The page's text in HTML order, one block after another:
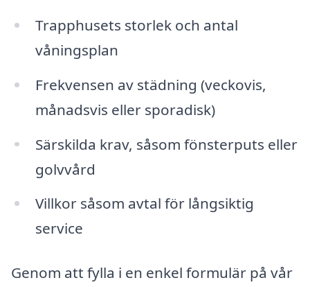
Trapphusets storlek och antal
våningsplan
Frekvensen av städning (veckovis,
månadsvis eller sporadisk)
Särskilda krav, såsom fönsterputs eller
golvvård
Villkor såsom avtal för långsiktig
service
Genom att fylla i en enkel formulär på vår